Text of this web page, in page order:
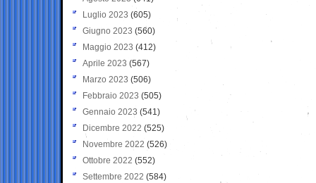
Luglio 2023 (605)
Giugno 2023 (560)
Maggio 2023 (412)
Aprile 2023 (567)
Marzo 2023 (506)
Febbraio 2023 (505)
Gennaio 2023 (541)
Dicembre 2022 (525)
Novembre 2022 (526)
Ottobre 2022 (552)
Settembre 2022 (584)